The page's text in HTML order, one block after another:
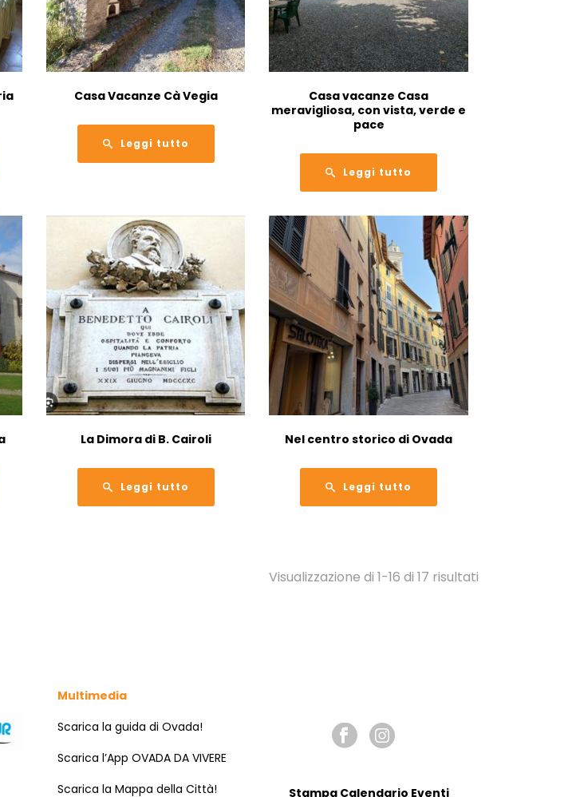
Casa Vacanze Cà Vegia
Leggi tutto
Casa vacanze Casa
meravigliosa, con vista, verde e
pace
Leggi tutto
La Dimora di B. Cairoli
Leggi tutto
Nel centro storico di Ovada
Leggi tutto
Visualizzazione di 1-16 di 17 risultati
Multimedia
Scarica la guida di Ovada!
Scarica l’App OVADA DA VIVERE
Scarica la Mappa della Città!
Stampa Calendario Eventi